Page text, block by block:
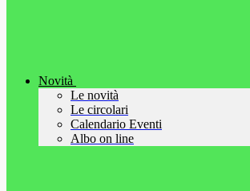
Novità
Le novità
Le circolari
Calendario Eventi
Albo on line